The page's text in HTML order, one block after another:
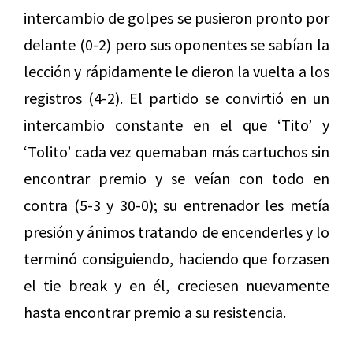
intercambio de golpes se pusieron pronto por
delante (0-2) pero sus oponentes se sabían la
lección y rápidamente le dieron la vuelta a los
registros (4-2). El partido se convirtió en un
intercambio constante en el que ‘Tito’ y
‘Tolito’ cada vez quemaban más cartuchos sin
encontrar premio y se veían con todo en
contra (5-3 y 30-0); su entrenador les metía
presión y ánimos tratando de encenderles y lo
terminó consiguiendo, haciendo que forzasen
el tie break y en él, creciesen nuevamente
hasta encontrar premio a su resistencia.